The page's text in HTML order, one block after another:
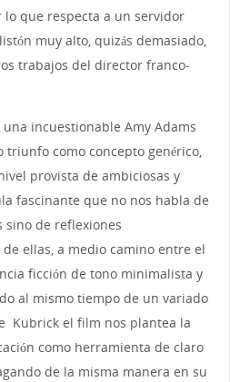
lo que respecta a un servidor
muy alto, quizás demasiado,
trabajos del director franco-
incuestionable Amy Adams
como concepto genérico,
provista de ambiciosas y
fascinante que no nos habla de
sino de reflexiones
ellas, a medio camino entre el
ficción de tono minimalista y
al mismo tiempo de un variado
Kubrick el film nos plantea la
como herramienta de claro
de la misma manera en su